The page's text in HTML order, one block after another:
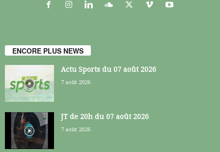
ENCORE PLUS NEWS
Actu Sports du 07 août 2026
7 août 2026
JT de 20h du 07 août 2026
7 août 2026